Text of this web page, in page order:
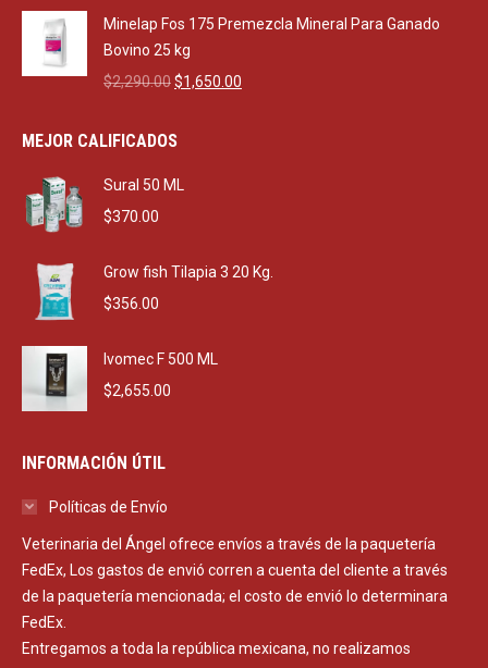
was:
$470.00.
is:
Minelap Fos 175 Premezcla Mineral Para Ganado
Bovino 25 kg
$2,290.00Original
was:
$1,650.00
MEJOR CALIFICADOS
Sural 50 ML
$370.00
Grow fish Tilapia 3 20 Kg.
$356.00
Ivomec F 500 ML
$2,655.00
INFORMACIÓN ÚTIL
Políticas de Envío
Veterinaria del Ángel ofrece envíos a través de la paquetería
FedEx, Los gastos de envió corren a cuenta del cliente a través
de la paquetería mencionada; el costo de envió lo determinara
FedEx.
Entregamos a toda la república mexicana, no realizamos